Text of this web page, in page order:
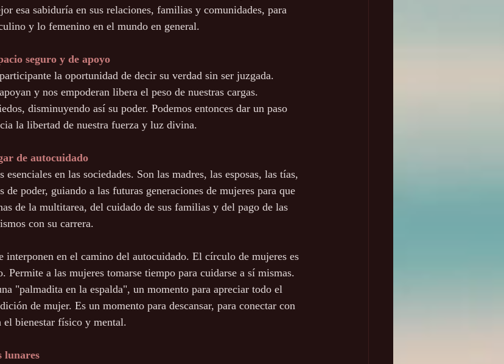
esa sabiduría en sus relaciones, familias y comunidades, para
y lo femenino en el mundo en general.
seguro y de apoyo
la oportunidad de decir su verdad sin ser juzgada.
y nos empoderan libera el peso de nuestras cargas.
disminuyendo así su poder. Podemos entonces dar un paso
la libertad de nuestra fuerza y luz divina.
de autocuidado
esenciales en las sociedades. Son las madres, las esposas, las tías,
de poder, guiando a las futuras generaciones de mujeres para que
de la multitarea, del cuidado de sus familias y del pago de las
con su carrera.
interponen en el camino del autocuidado. El círculo de mujeres es
Permite a las mujeres tomarse tiempo para cuidarse a sí mismas.
"palmadita en la espalda", un momento para apreciar todo el
de mujer. Es un momento para descansar, para conectar con
el bienestar físico y mental.
lunares